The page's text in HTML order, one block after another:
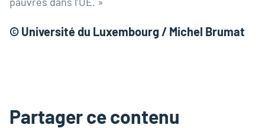
© Université du Luxembourg / Michel Brumat
Partager ce contenu